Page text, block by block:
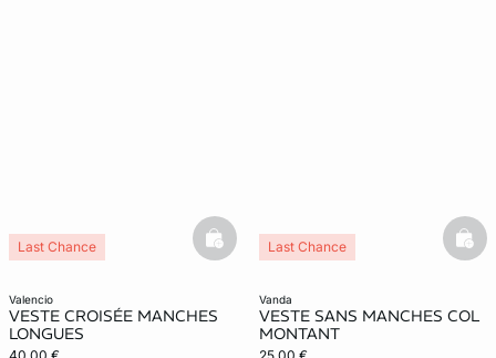
valencio
VESTE CROISÉE MANCHES
LONGUES
Last Chance basketfull
vanda
VESTE SANS MANCHES COL
MONTANT
Last Chance